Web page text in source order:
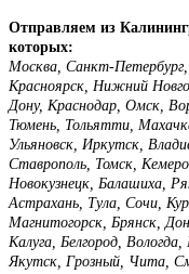
Отправляем из
которых:
Москва, Санкт-Петербург,
Красноярск, Нижний
Дону, Краснодар, Омск,
Тюмень, Тольятти,
Ульяновск, Иркутск,
Ставрополь, Томск,
Новокузнецк, Балашиха,
Астрахань, Тула, Сочи,
Магнитогорск, Брянск,
Калуга, Белгород,
Якутск, Грозный, Чита,